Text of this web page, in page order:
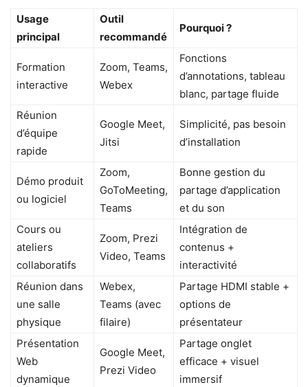
Usage
principal
Outil
recommandé
Pourquoi ?
Formation
interactive
Zoom, Teams,
Webex
Fonctions
d’annotations, tableau
blanc, partage fluide
Réunion
d’équipe
rapide
Google Meet,
Jitsi
Simplicité, pas besoin
d’installation
Démo produit
ou logiciel
Zoom,
GoToMeeting,
Teams
Bonne gestion du
partage d’application
et du son
Cours ou
ateliers
collaboratifs
Zoom, Prezi
Video, Teams
Intégration de
contenus +
interactivité
Réunion dans
une salle
physique
Webex,
Teams (avec
filaire)
Partage HDMI stable +
options de
présentateur
Présentation
Web
dynamique
Google Meet,
Prezi Video
Partage onglet
efficace + visuel
immersif